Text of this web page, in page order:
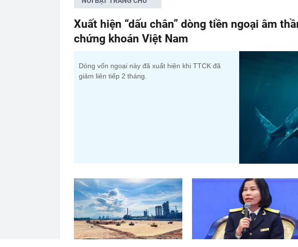
Xuất hiện “dấu chân” dòng tiền ngoại âm
chứng khoán Việt Nam
Dòng vốn ngoại này đã xuất hiện khi TTCK đã
giảm liên tiếp 2 tháng.